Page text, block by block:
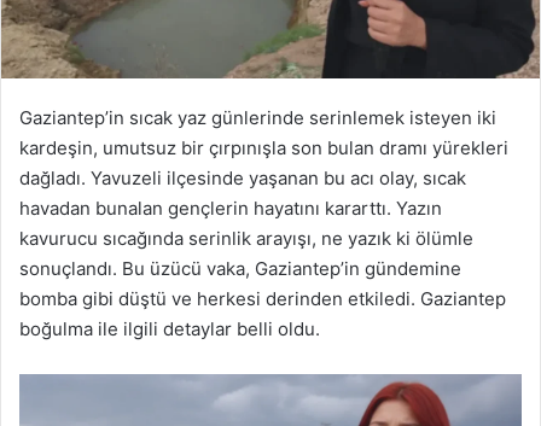
Gaziantep’in sıcak yaz günlerinde serinlemek isteyen iki
kardeşin, umutsuz bir çırpınışla son bulan dramı yürekleri
dağladı. Yavuzeli ilçesinde yaşanan bu acı olay, sıcak
havadan bunalan gençlerin hayatını kararttı. Yazın
kavurucu sıcağında serinlik arayışı, ne yazık ki ölümle
sonuçlandı. Bu üzücü vaka, Gaziantep’in gündemine
bomba gibi düştü ve herkesi derinden etkiledi. Gaziantep
boğulma ile ilgili detaylar belli oldu.